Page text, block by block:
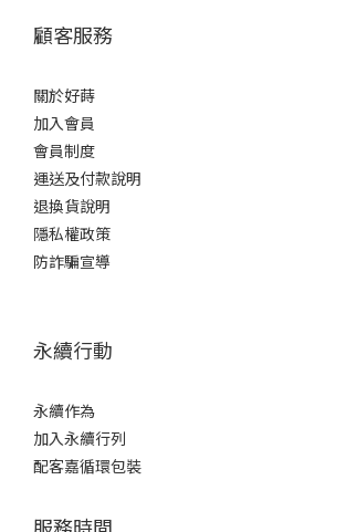
顧客服務
關於好蒔
加入會員
會員制度
運送及付款說明
退換貨說明
隱私權政策
防詐騙宣導
永續行動
永續作為
加入永續行列
配客嘉循環包裝